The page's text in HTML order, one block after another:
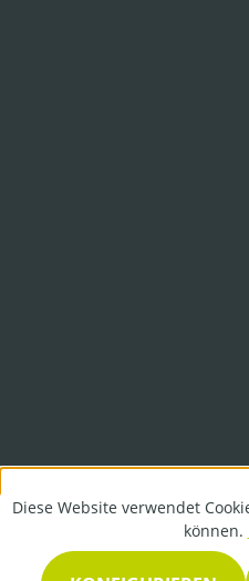
Diese Website verwendet
können.